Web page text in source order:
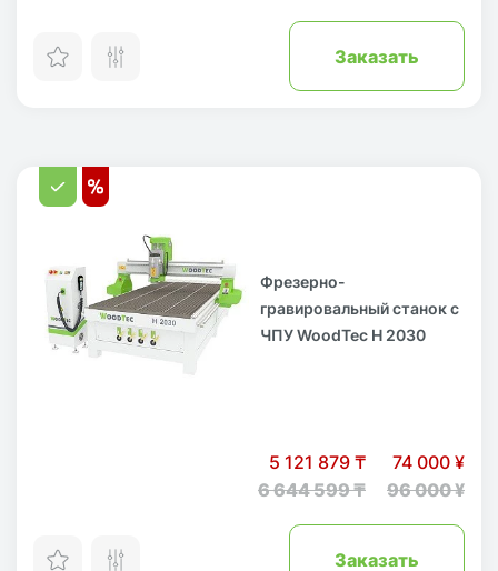
Заказать
Фрезерно-
гравировальный станок с
ЧПУ WoodTec H 2030
5 121 879 ₸
6 644 599 ₸
74 000 ¥
96 000 ¥
Заказать